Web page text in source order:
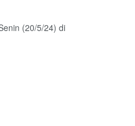
(20/5/24) di